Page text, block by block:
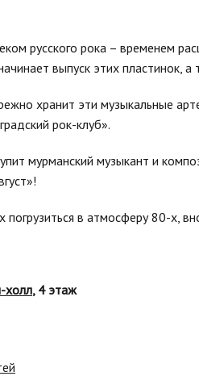
русского рока – временем
выпуск этих пластинок,
хранит эти музыкальные
рок-клуб».
мурманский музыкант и
в атмосферу 80-х,
холл, 4 этаж